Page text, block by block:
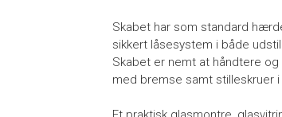
Skabet har som standard
sikkert låsesystem i både
Skabet er nemt at håndtere
med bremse samt stilleskruer